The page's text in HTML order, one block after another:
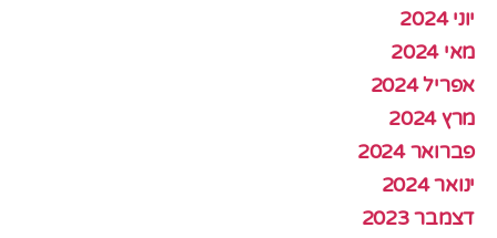
יוני 2024
מאי 2024
אפריל 2024
מרץ 2024
פברואר 2024
ינואר 2024
דצמבר 2023